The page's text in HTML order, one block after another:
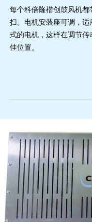
每个科倍隆楷创鼓风机
扫。电机安装座可调，
式的电机，这样在调节
佳位置。